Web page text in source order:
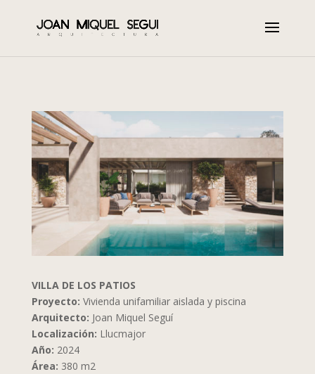
VILLA DE LOS PATIOS
Proyecto: Vivienda unifamiliar aislada y piscina
Arquitecto: Joan Miquel Seguí
Localización: Llucmajor
Año: 2024
Área: 380 m2